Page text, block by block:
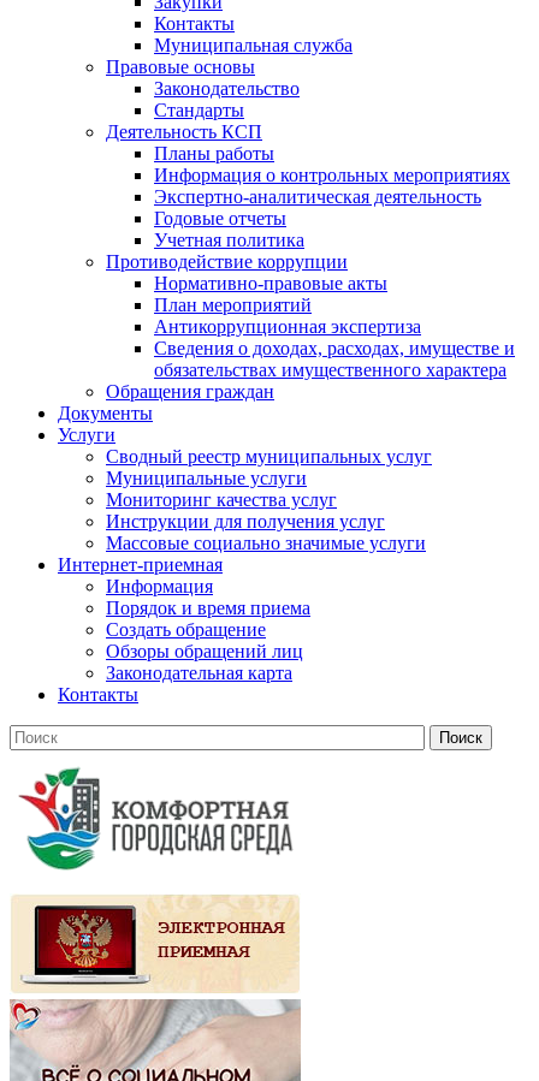
Контакты
Муниципальная служба
Правовые основы
Законодательство
Стандарты
Деятельность КСП
Планы работы
Информация о контрольных мероприятиях
Экспертно-аналитическая деятельность
Годовые отчеты
Учетная политика
Противодействие коррупции
Нормативно-правовые акты
План мероприятий
Антикоррупционная экспертиза
Сведения о доходах, расходах, имуществе и
обязательствах имущественного характера
Обращения граждан
Документы
Услуги
Сводный реестр муниципальных услуг
Муниципальные услуги
Мониторинг качества услуг
Инструкции для получения услуг
Массовые социально значимые услуги
Интернет-приемная
Информация
Порядок и время приема
Создать обращение
Обзоры обращений лиц
Законодательная карта
Контакты